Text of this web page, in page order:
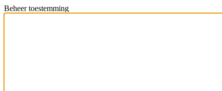
Beheer toestemming